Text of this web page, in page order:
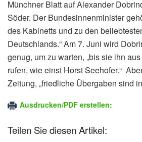
Münchner Blatt auf Alexander
Söder. Der Bundesinnenminister
des Kabinetts und zu den
Deutschlands.“ Am 7. Juni wird
genug, um zu warten, „bis sie ihn
rufen, wie einst Horst Seehofer.“
Zeitung, „friedliche Übergaben sind
Ausdrucken/PDF erstellen:
Teilen Sie diesen Artikel: